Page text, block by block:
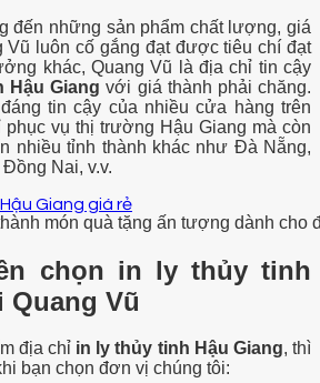
đến những sản phẩm chất lượng, giá
Vũ luôn cố gắng đạt được tiêu chí đạt
khác, Quang Vũ là địa chỉ tin cậy
Giang với giá thành phải chăng.
tin cậy của nhiều cửa hàng trên
phục vụ thị trường Hậu Giang mà còn
nhiều tỉnh thành khác như Đà Nẵng,
Nai, v.v.
món quà tặng ấn tượng dành cho
chọn in ly thủy tinh
Quang Vũ
địa chỉ in ly thủy tinh Hậu Giang, thì
bạn chọn đơn vị chúng tôi: